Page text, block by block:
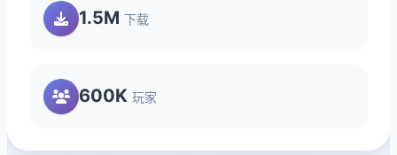
1.5M 下载
600K 玩家